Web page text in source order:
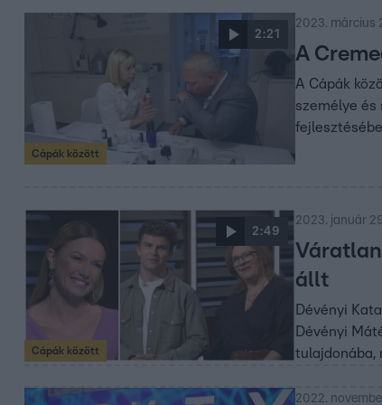
2:21
Cápák között
2023. március
A
A Cápák
személye
2:49
Cápák között
2023. január
állt
Dévényi
Dévényi
tulajdonába,
2022.